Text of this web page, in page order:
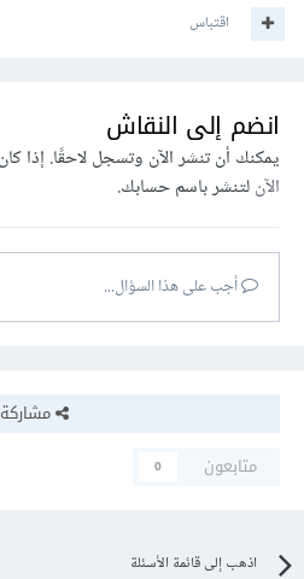
اقتباس
انضم إلى النقاش
يمكنك أن تنشر الآن وتسجل لاحقًا. إذا
الآنلتنشر باسم حسابك.
أجب على هذا السؤال...
مشاركة
متابعون
0
اذهب إلى قائمة الأسئلة